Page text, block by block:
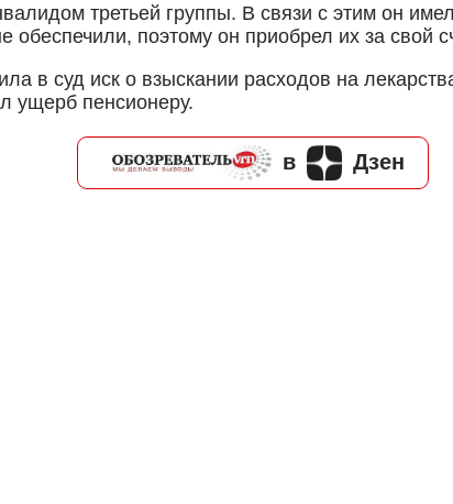
третьей группы. В связи с этим он
поэтому он приобрел их за свой
в суд иск о взыскании расходов на
ущерб пенсионеру.
в Дзен